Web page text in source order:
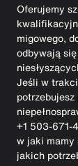
Oferujemy
migowego,
odbywają
Jeśli w
+1 503-671-
w jaki mamy
jakich